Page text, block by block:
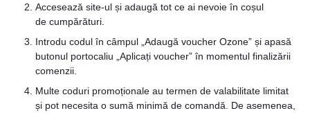
Accesează site-ul și adaugă tot ce ai nevoie în coșul
de cumpărături.
Introdu codul în câmpul „Adaugă voucher Ozone” și apasă
butonul portocaliu „Aplicați voucher” în momentul finalizării
comenzii.
Multe coduri promoționale au termen de valabilitate limitat
și pot necesita o sumă minimă de comandă. De asemenea,